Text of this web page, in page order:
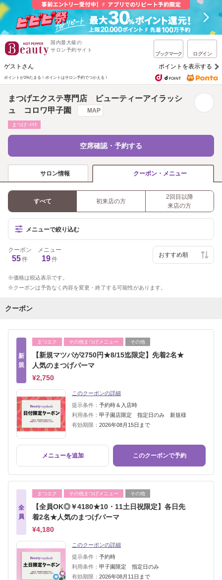
国内最大級の
サロン予約サイト
ブックマーク ログイン
ゲストさん ポイントを表示する
ポイントが1%たまる！ ポイントはサロン予約でつかえる！
まつげエクステ専門店 ビューティーアイラッシ
ュ コロワ甲子園
MAP
まつげ･ﾒｲｸ
空席確認・予約する
サロン情報 クーポン・メニュー
すべて 初来店の方
2回目以降
来店の方
メニューで絞り込む
クーポン
55件
メニュー
19件
価格は税込表示です。
クーポンは予告なく内容を変更・終了する可能性があります。
クーポン
新
規
まつエク その他まつげメニュー その他
【新規マツパが2750円★8/15迄限定】先着2名★
人気のまつげパーマ
¥2,750
このクーポンの詳細
提示条件： 予約時＆入店時
利用条件： 甲子園店限定 指定日のみ 新規様
有効期限： 2026年08月15日まで
メニューを追加 このクーポンで予約
全
員
まつエク その他まつげメニュー その他
【全員OK◎￥4180★10・11土日祝限定】各日先
着2名★人気のまつげパーマ
¥4,180
このクーポンの詳細
提示条件： 予約時
利用条件： 甲子園限定 指定日のみ
有効期限： 2026年08月11日まで